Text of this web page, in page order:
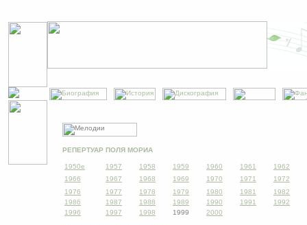
РЕПЕРТУАР ПОЛЯ МОРИА
1950е 1957 1958 1959 1960 1961 1962
1966
1967 1968 1969 1970 1971 1972
1976 1977 1978 1979 1980 1981 1982
1986 1987 1988 1989 1990 1991 1992
1996
1997 1998 1999 2000